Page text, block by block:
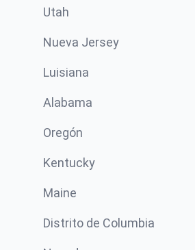
Utah
Nueva Jersey
Luisiana
Alabama
Oregón
Kentucky
Maine
Distrito de Columbia